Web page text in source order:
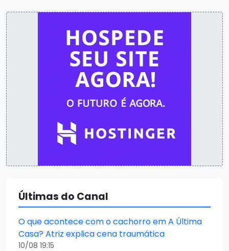
Últimas do Canal
O que acontece com o cachorro em A Última
Casa? Atriz explica cena traumática
10/08 19:15